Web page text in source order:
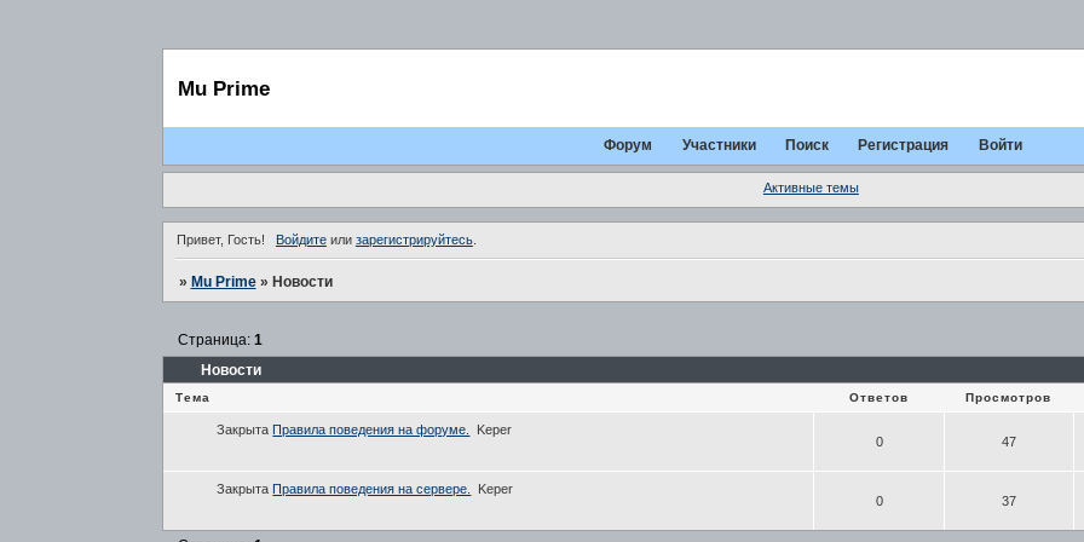
Mu Prime
Форум Участники Поиск Регистрация Войти
Активные темы
Привет, Гость! Войдитеили зарегистрируйтесь.
» Mu Prime » Новости
Новости
Страница: 1
Тема Ответов Просмотров
ЗакрытаПравила поведения на форуме.
Keper
0
47
ЗакрытаПравила поведения на сервере.
Keper
0
37